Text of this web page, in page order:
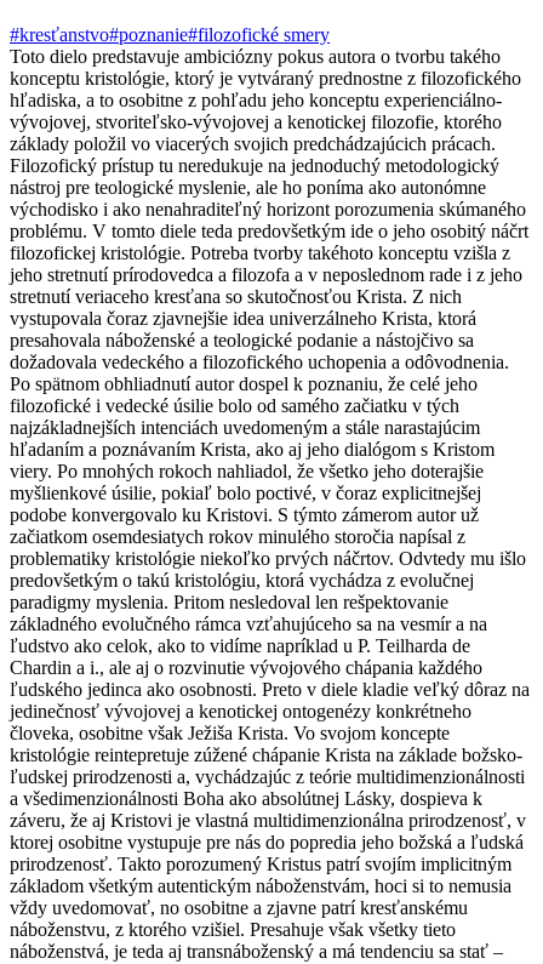
#kresťanstvo#poznanie#filozofické smery
Toto dielo predstavuje ambiciózny pokus autora o tvorbu takého
konceptu kristológie, ktorý je vytváraný prednostne z filozofického
hľadiska, a to osobitne z pohľadu jeho konceptu experienciálno-
vývojovej, stvoriteľsko-vývojovej a kenotickej filozofie, ktorého
základy položil vo viacerých svojich predchádzajúcich prácach.
Filozofický prístup tu neredukuje na jednoduchý metodologický
nástroj pre teologické myslenie, ale ho poníma ako autonómne
východisko i ako nenahraditeľný horizont porozumenia skúmaného
problému. V tomto diele teda predovšetkým ide o jeho osobitý náčrt
filozofickej kristológie. Potreba tvorby takéhoto konceptu vzišla z
jeho stretnutí prírodovedca a filozofa a v neposlednom rade i z jeho
stretnutí veriaceho kresťana so skutočnosťou Krista. Z nich
vystupovala čoraz zjavnejšie idea univerzálneho Krista, ktorá
presahovala náboženské a teologické podanie a nástojčivo sa
dožadovala vedeckého a filozofického uchopenia a odôvodnenia.
Po spätnom obhliadnutí autor dospel k poznaniu, že celé jeho
filozofické i vedecké úsilie bolo od samého začiatku v tých
najzákladnejších intenciách uvedomeným a stále narastajúcim
hľadaním a poznávaním Krista, ako aj jeho dialógom s Kristom
viery. Po mnohých rokoch nahliadol, že všetko jeho doterajšie
myšlienkové úsilie, pokiaľ bolo poctivé, v čoraz explicitnejšej
podobe konvergovalo ku Kristovi. S týmto zámerom autor už
začiatkom osemdesiatych rokov minulého storočia napísal z
problematiky kristológie niekoľko prvých náčrtov. Odvtedy mu išlo
predovšetkým o takú kristológiu, ktorá vychádza z evolučnej
paradigmy myslenia. Pritom nesledoval len rešpektovanie
základného evolučného rámca vzťahujúceho sa na vesmír a na
ľudstvo ako celok, ako to vidíme napríklad u P. Teilharda de
Chardin a i., ale aj o rozvinutie vývojového chápania každého
ľudského jedinca ako osobnosti. Preto v diele kladie veľký dôraz na
jedinečnosť vývojovej a kenotickej ontogenézy konkrétneho
človeka, osobitne však Ježiša Krista. Vo svojom koncepte
kristológie reintepretuje zúžené chápanie Krista na základe božsko-
ľudskej prirodzenosti a, vychádzajúc z teórie multidimenzionálnosti
a všedimenzionálnosti Boha ako absolútnej Lásky, dospieva k
záveru, že aj Kristovi je vlastná multidimenzionálna prirodzenosť, v
ktorej osobitne vystupuje pre nás do popredia jeho božská a ľudská
prirodzenosť. Takto porozumený Kristus patrí svojím implicitným
základom všetkým autentickým náboženstvám, hoci si to nemusia
vždy uvedomovať, no osobitne a zjavne patrí kresťanskému
náboženstvu, z ktorého vzišiel. Presahuje však všetky tieto
náboženstvá, je teda aj transnáboženský a má tendenciu sa stať –